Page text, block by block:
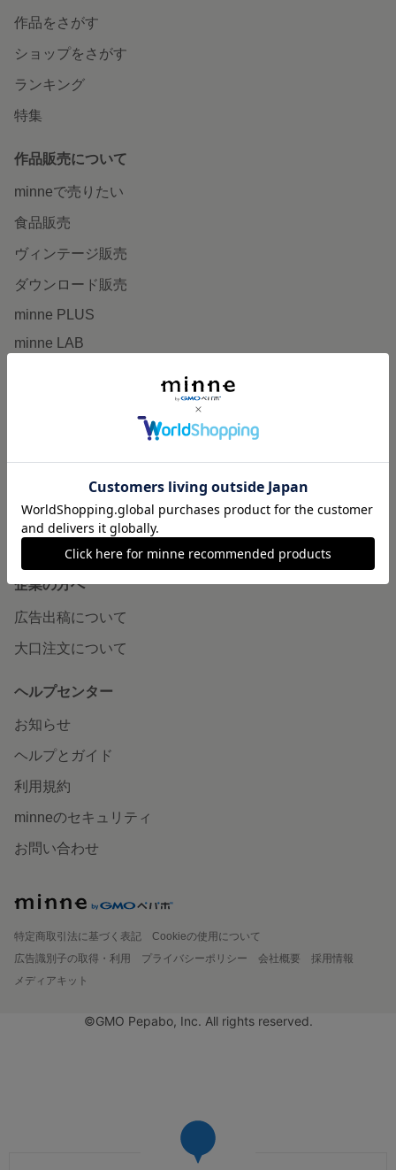
作品をさがす
ショップをさがす
ランキング
特集
作品販売について
minneで売りたい
食品販売
ヴィンテージ販売
ダウンロード販売
minne PLUS
minne LAB
minne学習帖
ニュース
minneの本
企業の方へ
広告出稿について
大口注文について
ヘルプセンター
お知らせ
ヘルプとガイド
利用規約
minneのセキュリティ
お問い合わせ
特定商取引法に基づく表記
Cookieの使用について
広告識別子の取得・利用
プライバシーポリシー 会社概要
採用情報
メディアキット
©GMO Pepabo, Inc. All rights reserved.